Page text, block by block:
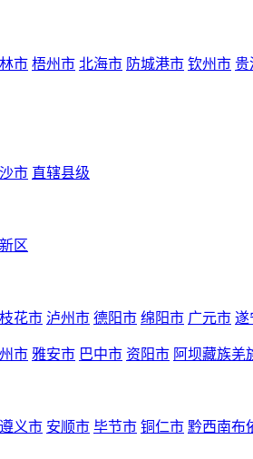
市 梧州市 北海市 防城港市 钦州市 贵
市 直辖县级
区
花市 泸州市 德阳市 绵阳市 广元市 遂
市 雅安市 巴中市 资阳市 阿坝藏族羌
遵义市 安顺市 毕节市 铜仁市 黔西南布